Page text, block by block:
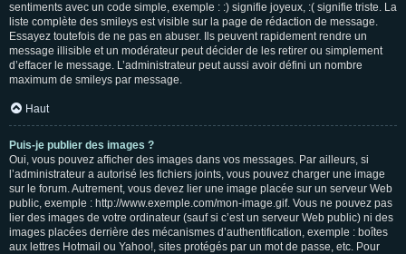
sentiments avec un code simple, exemple : :) signifie joyeux, :( signifie triste. La
liste complète des smileys est visible sur la page de rédaction de message.
Essayez toutefois de ne pas en abuser. Ils peuvent rapidement rendre un
message illisible et un modérateur peut décider de les retirer ou simplement
d’effacer le message. L’administrateur peut aussi avoir défini un nombre
maximum de smileys par message.
Haut
Puis-je publier des images ?
Oui, vous pouvez afficher des images dans vos messages. Par ailleurs, si
l’administrateur a autorisé les fichiers joints, vous pouvez charger une image
sur le forum. Autrement, vous devez lier une image placée sur un serveur Web
public, exemple : http://www.exemple.com/mon-image.gif. Vous ne pouvez pas
lier des images de votre ordinateur (sauf si c’est un serveur Web public) ni des
images placées derrière des mécanismes d’authentification, exemple : boîtes
aux lettres Hotmail ou Yahoo!, sites protégés par un mot de passe, etc. Pour